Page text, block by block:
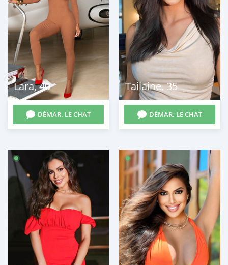
Lara,40
DÉMAR. LE CHAT
Tailaine,35
DÉMAR. LE CHAT